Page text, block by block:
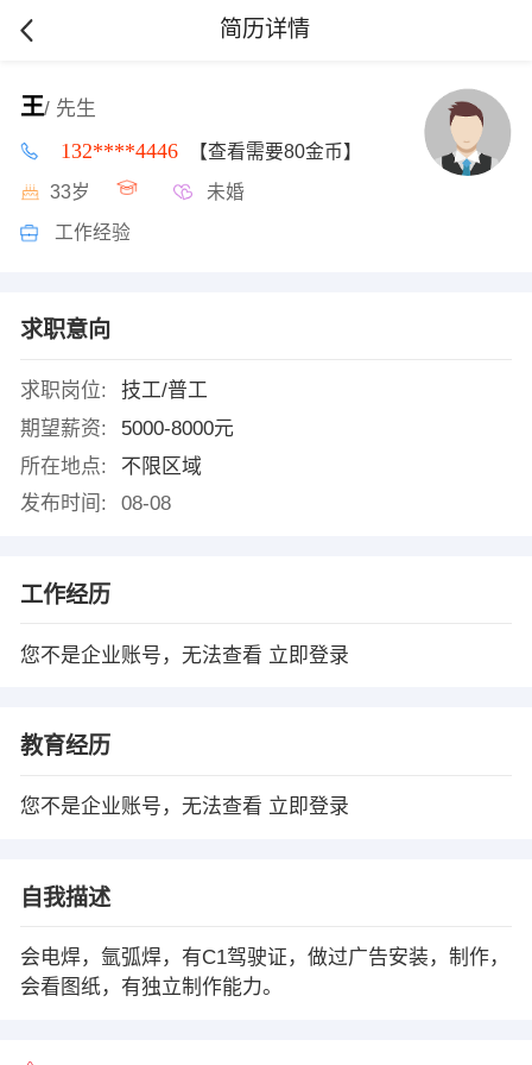
简历详情
王/ 先生
132****4446 【查看需要80金币】
33岁 未婚
工作经验
求职意向
求职岗位:
技工/普工
期望薪资:
5000-8000元
所在地点:
不限区域
发布时间:
08-08
工作经历
您不是企业账号，无法查看 立即登录
教育经历
您不是企业账号，无法查看 立即登录
自我描述
会电焊，氩弧焊，有C1驾驶证，做过广告安装，制作，
会看图纸，有独立制作能力。